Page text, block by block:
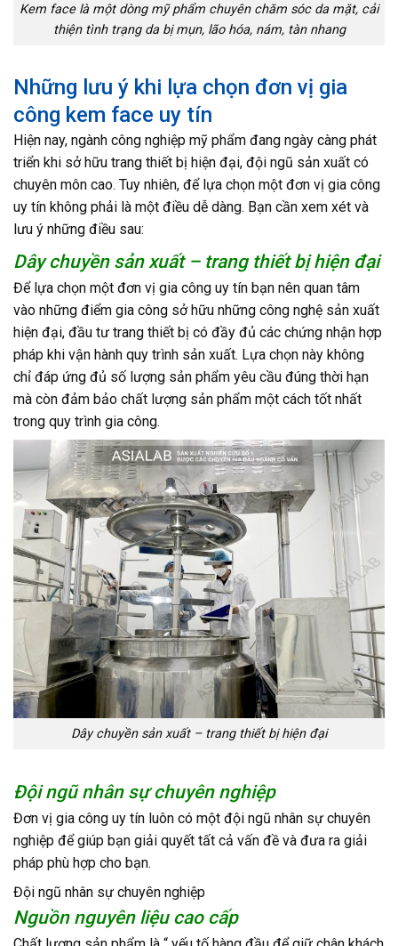
Kem face là một dòng mỹ phẩm chuyên chăm sóc da mặt, cải
thiện tình trạng da bị mụn, lão hóa, nám, tàn nhang
Những lưu ý khi lựa chọn đơn vị gia
công kem face uy tín
Hiện nay, ngành công nghiệp mỹ phẩm đang ngày càng phát
triển khi sở hữu trang thiết bị hiện đại, đội ngũ sản xuất có
chuyên môn cao. Tuy nhiên, để lựa chọn một đơn vị gia công
uy tín không phải là một điều dễ dàng. Bạn cần xem xét và
lưu ý những điều sau:
Dây chuyền sản xuất – trang thiết bị hiện đại
Để lựa chọn một đơn vị gia công uy tín bạn nên quan tâm
vào những điểm gia công sở hữu những công nghệ sản xuất
hiện đại, đầu tư trang thiết bị có đầy đủ các chứng nhận hợp
pháp khi vận hành quy trình sản xuất. Lựa chọn này không
chỉ đáp ứng đủ số lượng sản phẩm yêu cầu đúng thời hạn
mà còn đảm bảo chất lượng sản phẩm một cách tốt nhất
trong quy trình gia công.
Dây chuyền sản xuất – trang thiết bị hiện đại
Đội ngũ nhân sự chuyên nghiệp
Đơn vị gia công uy tín luôn có một đội ngũ nhân sự chuyên
nghiệp để giúp bạn giải quyết tất cả vấn đề và đưa ra giải
pháp phù hợp cho bạn.
Đội ngũ nhân sự chuyên nghiệp
Nguồn nguyên liệu cao cấp